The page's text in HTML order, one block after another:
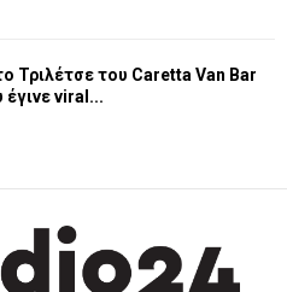
Τριλέτσε του Caretta Van Bar
viral...